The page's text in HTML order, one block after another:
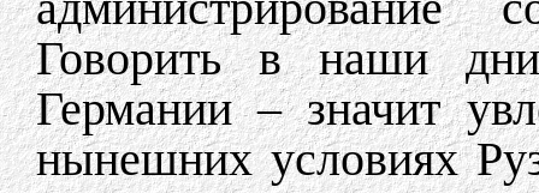
Говорить в наши
Германии – значит
нынешних условиях